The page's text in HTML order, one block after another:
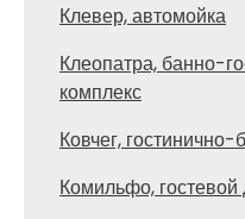
Клевер, автомойка
Клеопатра, банно-
комплекс
Ковчег,
Комильфо, гостевой